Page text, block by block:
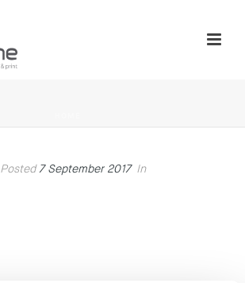
Posted7 September 2017 In